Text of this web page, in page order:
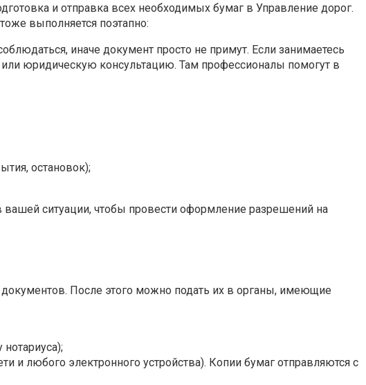
и отправка всех необходимых бумаг в Управление дорог.
выполняется поэтапно:
иначе документ просто не примут. Если занимаетесь
юридическую консультацию. Там профессионалы помогут в
остановок);
ситуации, чтобы провести оформление разрешений на
После этого можно подать их в органы, имеющие
и любого электронного устройства). Копии бумаг отправляются с